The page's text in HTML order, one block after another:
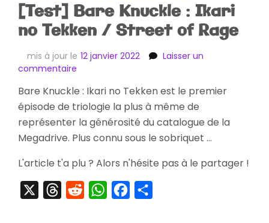
[Test] Bare Knuckle : Ikari
no Tekken / Street of Rage
mis à jour le 12 janvier 2022
Laisser un
commentaire
Bare
Knuckle
Ikari
no
Tekken
/
Street
of
Bare Knuckle : Ikari no Tekken est le premier
épisode de triologie la plus à même de
représenter la générosité du catalogue de la
Megadrive. Plus connu sous le sobriquet …
L'article t'a plu ? Alors n'hésite pas à le partager !
ThreadsRedditWhatsAppFacebook